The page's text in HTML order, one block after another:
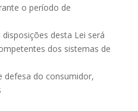
o período de
desta Lei será
dos sistemas de
defesa do consumidor,